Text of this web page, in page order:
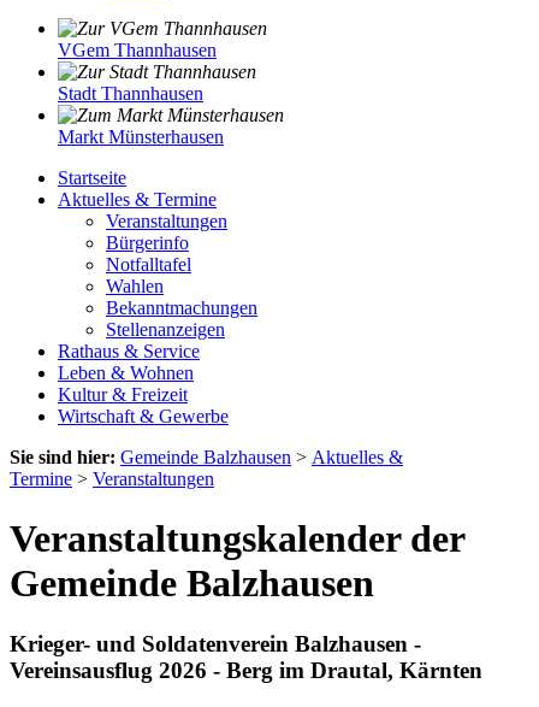
VGem Thannhausen
Stadt Thannhausen
Markt Münsterhausen
Startseite
Aktuelles & Termine
Veranstaltungen
Bürgerinfo
Notfalltafel
Wahlen
Bekanntmachungen
Stellenanzeigen
Rathaus & Service
Leben & Wohnen
Kultur & Freizeit
Wirtschaft & Gewerbe
Sie sind hier: Gemeinde Balzhausen > Aktuelles &
Termine > Veranstaltungen
Veranstaltungskalender der
Gemeinde Balzhausen
Krieger- und Soldatenverein Balzhausen -
Vereinsausflug 2026 - Berg im Drautal, Kärnten